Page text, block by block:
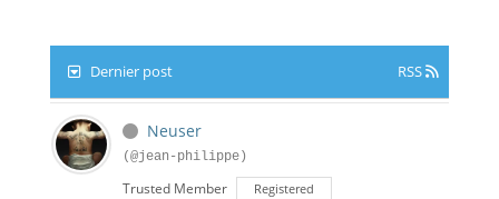
Dernier post RSS
Neuser
(@jean-philippe)
Trusted Member Registered